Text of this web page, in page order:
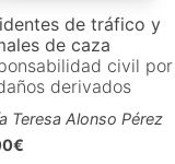
de tráfico y
de caza
civil por
derivados
Teresa Alonso Pérez